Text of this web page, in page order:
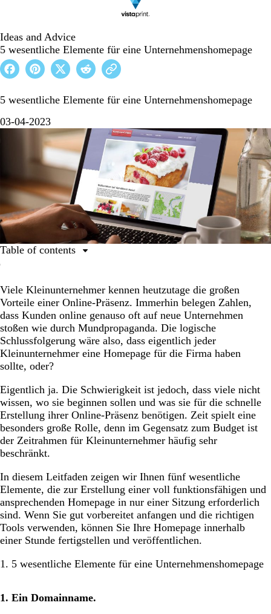
Ideas and Advice
5 wesentliche Elemente für eine Unternehmenshomepage
5 wesentliche Elemente für eine Unternehmenshomepage
03-04-2023
Viele Kleinunternehmer kennen heutzutage die großen
Vorteile einer Online-Präsenz. Immerhin belegen Zahlen,
dass Kunden online genauso oft auf neue Unternehmen
stoßen wie durch Mundpropaganda. Die logische
Schlussfolgerung wäre also, dass eigentlich jeder
Kleinunternehmer eine Homepage für die Firma haben
sollte, oder?
Eigentlich ja. Die Schwierigkeit ist jedoch, dass viele nicht
wissen, wo sie beginnen sollen und was sie für die schnelle
Erstellung ihrer Online-Präsenz benötigen. Zeit spielt eine
besonders große Rolle, denn im Gegensatz zum Budget ist
der Zeitrahmen für Kleinunternehmer häufig sehr
beschränkt.
In diesem Leitfaden zeigen wir Ihnen fünf wesentliche
Elemente, die zur Erstellung einer voll funktionsfähigen und
ansprechenden Homepage in nur einer Sitzung erforderlich
sind. Wenn Sie gut vorbereitet anfangen und die richtigen
Tools verwenden, können Sie Ihre Homepage innerhalb
einer Stunde fertigstellen und veröffentlichen.
1. 5 wesentliche Elemente für eine Unternehmenshomepage
1. Ein Domainname.
Table of contents
Unternehmenshomepage